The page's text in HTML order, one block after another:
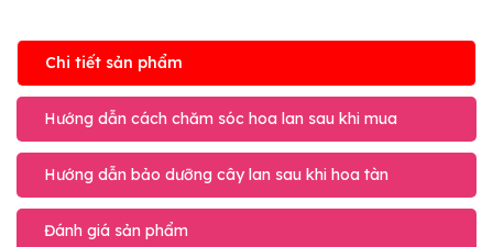
Chi tiết sản phẩm
Hướng dẫn cách chăm sóc hoa lan sau khi mua
Hướng dẫn bảo dưỡng cây lan sau khi hoa tàn
Đánh giá sản phẩm